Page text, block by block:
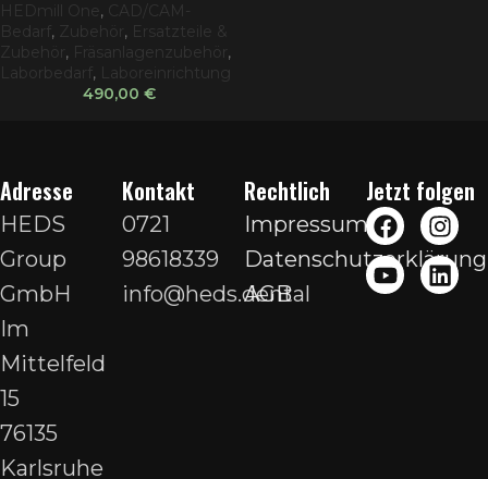
HEDmill One,
CAD/CAM-
Bedarf, Zubehör , Ersatzteile &
Zubehör , Fräsanlagenzubehör ,
Laborbedarf, Laboreinrichtung
490,00 €
Adresse
HEDS
Group
GmbH
Im
Mittelfeld
15
76135
Karlsruhe
Kontakt
0721
98618339
info@heds.dental
Rechtlich
Impressum
Datenschutzerklärung
AGB
Jetzt folgen